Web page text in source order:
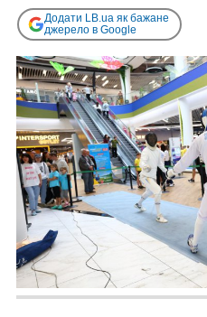
Додати LB.ua як бажане
джерело в Google